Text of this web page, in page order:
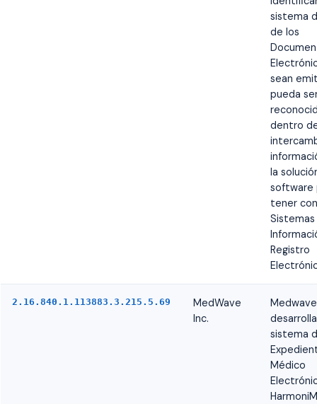
sistema
de los
sean
pueda
dentro
la
software
tener
Registro
2.16.840.1.113883.3.215.5.69
MedWave
Inc.
sistema
Médico